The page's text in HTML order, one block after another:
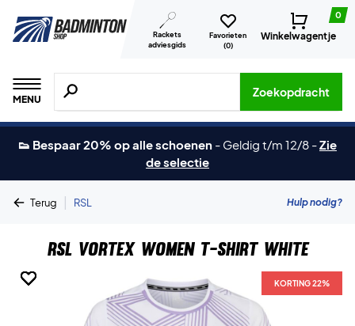
Rackets
adviesgids
Favorieten
(0)
0
Winkelwagentje
MENU
Zoeken naar producten, merken etc.
Zoekopdracht
👟 Bespaar 20% op alle schoenen - Geldig t/m 12/8 -Zie
de selectie
Terug | RSL Hulp nodig?
RSL Vortex Women T-shirt White
KORTING 22%
KORTING 22%
KORTING 22%
KORTING 22%
KORTING 22%
KORTING 22%
KORTING 22%